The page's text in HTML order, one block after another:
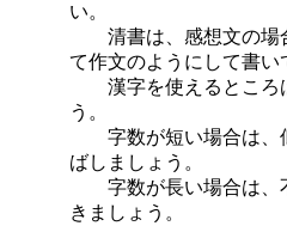
い。
清書は、感想文の場
て作文のようにして書い
漢字を使えるところ
う。
字数が短い場合は、
ばしましょう。
字数が長い場合は、
きましょう。